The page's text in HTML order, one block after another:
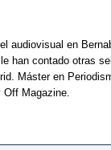
audiovisual en
han contado otras
Máster en
Magazine.